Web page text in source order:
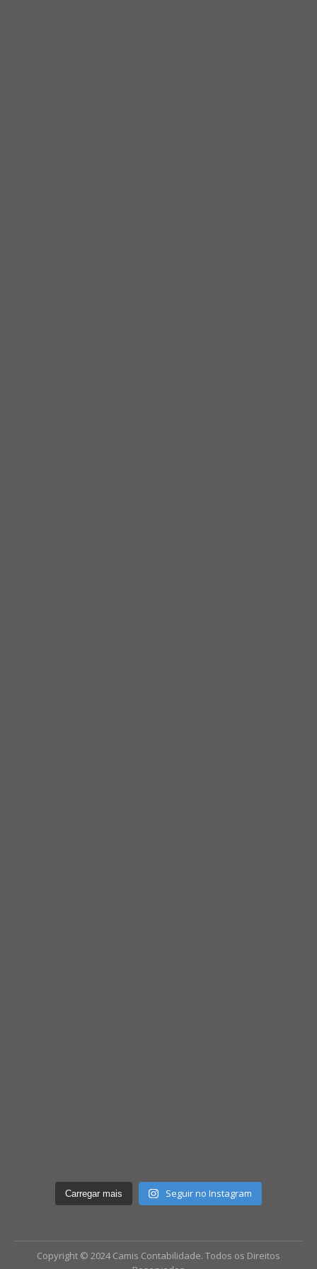
Carregar mais Seguir no Instagram
Copyright © 2024 Camis Contabilidade. Todos os Direitos